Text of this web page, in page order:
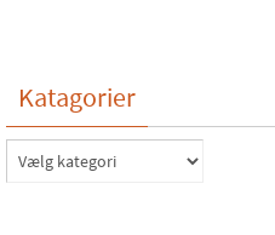
Katagorier
Katagorier